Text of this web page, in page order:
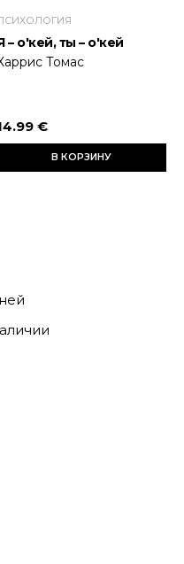
– о'кей, ты – о'кей
Томас
€
В КОРЗИНУ